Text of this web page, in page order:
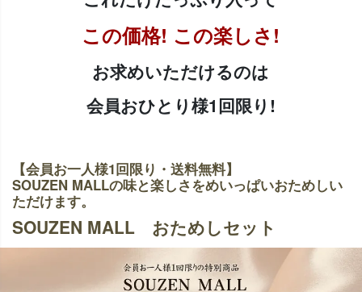
この価格! この楽しさ!
お求めいただけるのは
会員おひとり様1回限り!
【会員お一人様1回限り・送料無料】
SOUZEN MALLの味と楽しさをめいっぱいおためしい
ただけます。
SOUZEN MALL おためしセット